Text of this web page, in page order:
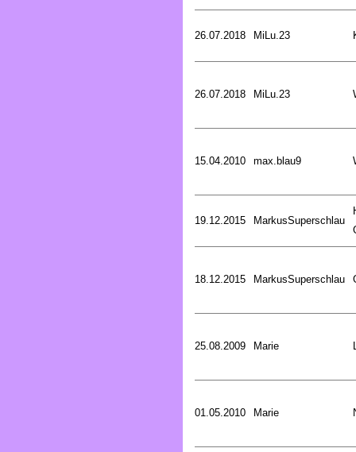
26.07.2018 MiLu.23
26.07.2018 MiLu.23
15.04.2010 max.blau9
19.12.2015 MarkusSuperschlau
18.12.2015 MarkusSuperschlau
25.08.2009 Marie
01.05.2010 Marie